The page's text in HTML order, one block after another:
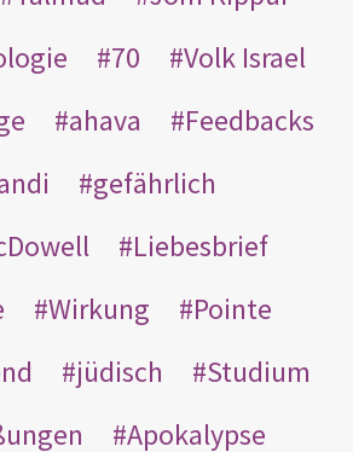
70
Volk Israel
ahava
Feedbacks
gefährlich
Liebesbrief
Wirkung
Pointe
jüdisch
Studium
Apokalypse